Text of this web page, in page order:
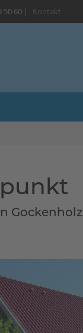
50 60 | Kontakt
Gockenholz